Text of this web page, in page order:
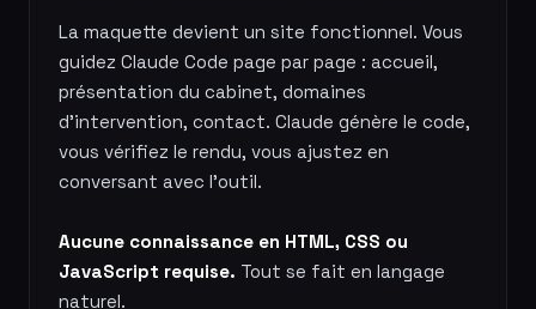
La maquette devient un site fonctionnel. Vous
guidez Claude Code page par page : accueil,
présentation du cabinet, domaines
d'intervention, contact. Claude génère le code,
vous vérifiez le rendu, vous ajustez en
conversant avec l'outil.
Aucune connaissance en HTML, CSS ou
JavaScript requise. Tout se fait en langage
naturel.